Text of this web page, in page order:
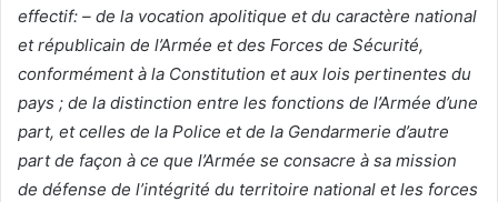
effectif: – de la vocation apolitique et du caractère national
et républicain de l’Armée et des Forces de Sécurité,
conformément à la Constitution et aux lois pertinentes du
pays ; de la distinction entre les fonctions de l’Armée d’une
part, et celles de la Police et de la Gendarmerie d’autre
part de façon à ce que l’Armée se consacre à sa mission
de défense de l’intégrité du territoire national et les forces